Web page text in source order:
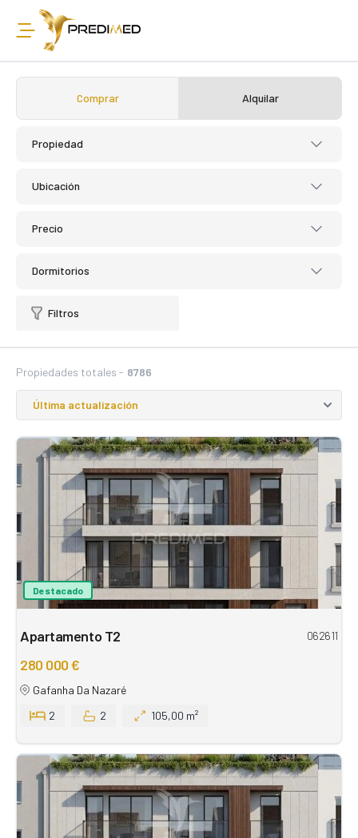
Comprar Alquilar
Propiedad
Ubicación
Precio
Dormitorios
Filtros
Propiedades totales - 8786
Destacado
Apartamento T2 062611
280 000 €
Gafanha Da Nazaré
2
2 105,00 m²